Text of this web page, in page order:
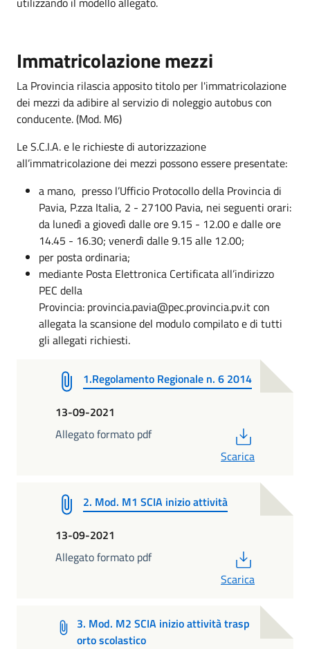
Immatricolazione mezzi
La Provincia rilascia apposito titolo per l'immatricolazione
dei mezzi da adibire al servizio di noleggio autobus con
conducente. (Mod. M6)
Le S.C.I.A. e le richieste di autorizzazione
all’immatricolazione dei mezzi possono essere presentate:
a mano, presso l’Ufficio Protocollo della Provincia di
Pavia, P.zza Italia, 2 - 27100 Pavia, nei seguenti orari:
da lunedì a giovedì dalle ore 9.15 - 12.00 e dalle ore
14.45 - 16.30; venerdì dalle 9.15 alle 12.00;
per posta ordinaria;
mediante Posta Elettronica Certificata all’indirizzo
PEC della
Provincia: provincia.pavia@pec.provincia.pv.it con
allegata la scansione del modulo compilato e di tutti
gli allegati richiesti.
1.Regolamento Regionale n. 6 2014
13-09-2021
Allegato formato pdf
Scarica
2. Mod. M1 SCIA inizio attività
13-09-2021
Allegato formato pdf
Scarica
3. Mod. M2 SCIA inizio attività trasp
orto scolastico